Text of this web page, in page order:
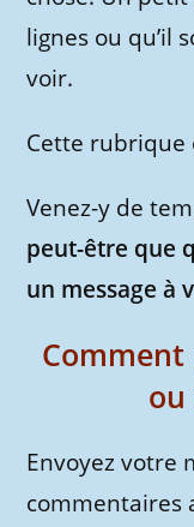
lignes ou qu’il
voir.
Cette rubrique
Venez-y de
peut-être que
un message à
ou
Envoyez votre
commentaires